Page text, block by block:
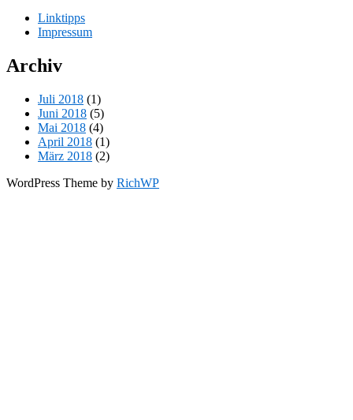
Linktipps
Impressum
Archiv
Juli 2018 (1)
Juni 2018 (5)
Mai 2018 (4)
April 2018 (1)
März 2018 (2)
WordPress Theme by RichWP